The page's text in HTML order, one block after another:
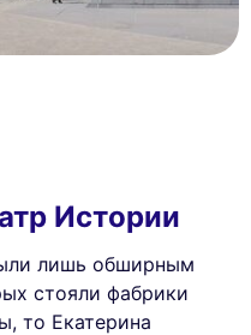
Истории
лишь обширным
стояли фабрики
то Екатерина